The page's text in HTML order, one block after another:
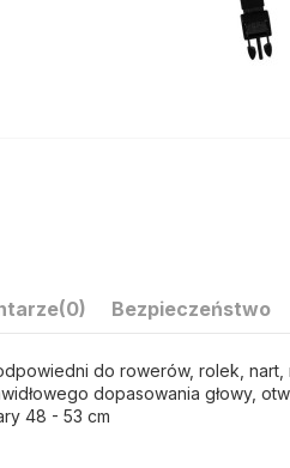
(0) Bezpieczeństwo
do rowerów, rolek,
dopasowania głowy,
48 - 53 cm